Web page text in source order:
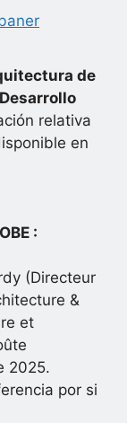
de
relativa
en
:
(Directeur
&
et
2025.
por si